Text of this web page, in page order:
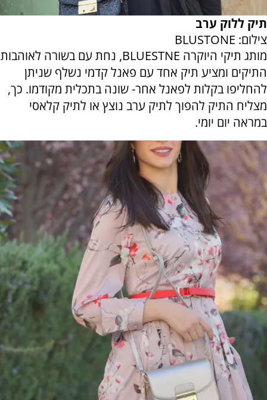
תיק ללוק ערב
צילום: BLUSTONE
מותג תיקי היוקרה BLUESTNE, נחת עם בשורה לאוהבות
התיקים ומציע תיק אחד עם פאנל קדמי נשלף שניתן
להחליפו בקלות לפאנל אחר- שונה בתכלית מקודמו. כך,
מצליח התיק להפוך לתיק ערב נוצץ או לתיק קלאסי
במראה יום יומי.